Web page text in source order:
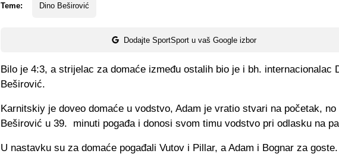
Teme: Dino Beširović
Dodajte SportSport u vaš Google izbor
Bilo je 4:3, a strijelac za domaće između ostalih bio je i bh. internacionalac
Beširović.
Karnitskiy je doveo domaće u vodstvo, Adam je vratio stvari na početak, no
Beširović u 39. minuti pogađa i donosi svom timu vodstvo pri odlasku na
U nastavku su za domaće pogađali Vutov i Pillar, a Adam i Bognar za goste.